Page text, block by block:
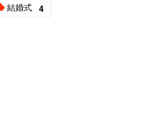
結婚式 4